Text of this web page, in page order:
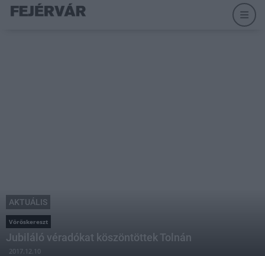
AKTUÁLIS
Vöröskereszt
Jubiláló véradókat köszöntöttek Tolnán
2017.12.10